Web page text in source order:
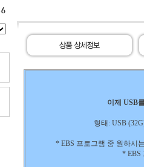
이제 USB
형태: USB
* EBS 프로그램 중 원하시
* EBS